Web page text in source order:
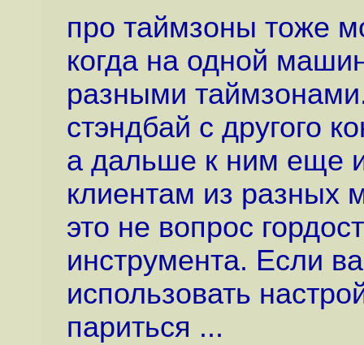
про таймзоны тоже
когда на одной
разными
стэндбай с другого
а дальше к ним еще
клиентам из разных
это не вопрос
инструмента. Если
использовать
париться ...